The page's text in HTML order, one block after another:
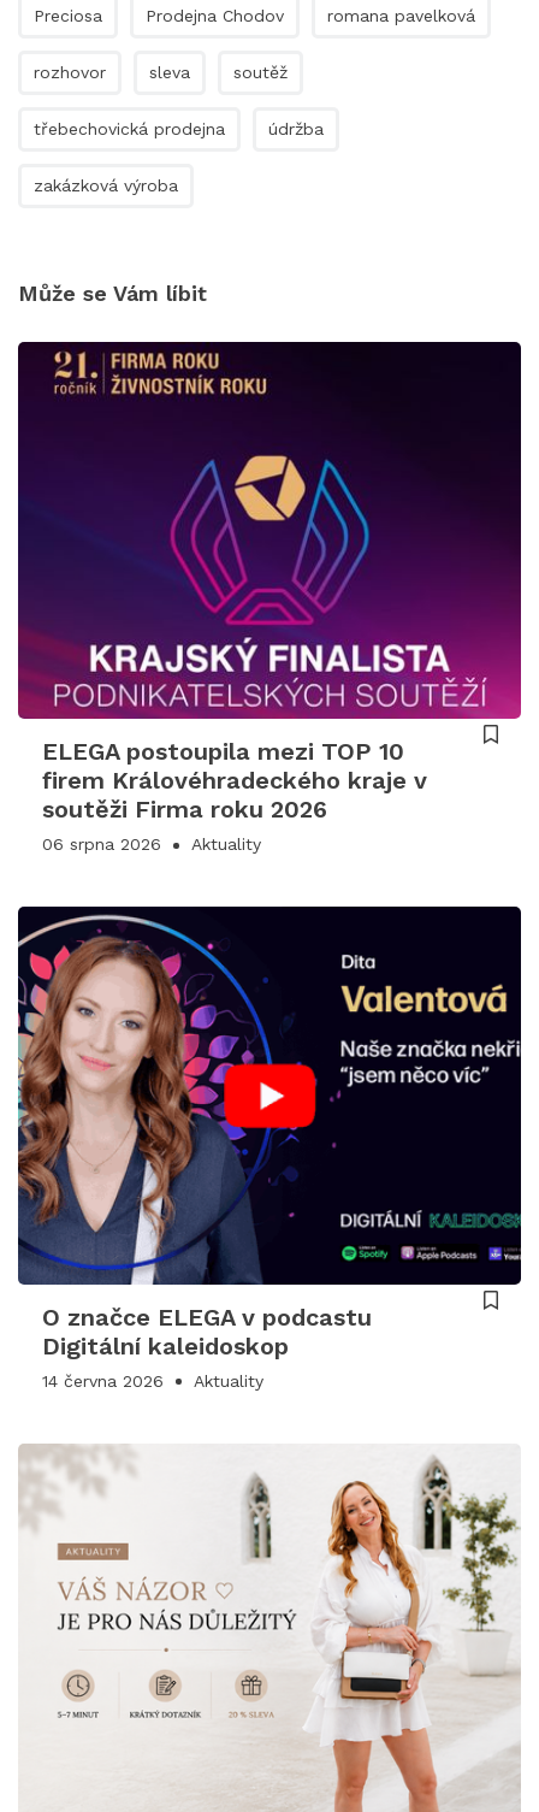
Preciosa Prodejna Chodov romana pavelková
rozhovor sleva soutěž
třebechovická prodejna údržba
zakázková výroba
Může se Vám líbit
ELEGA postoupila mezi TOP 10
firem Královéhradeckého kraje v
soutěži Firma roku 2026
06 srpna 2026 Aktuality
O značce ELEGA v podcastu
Digitální kaleidoskop
14 června 2026 Aktuality